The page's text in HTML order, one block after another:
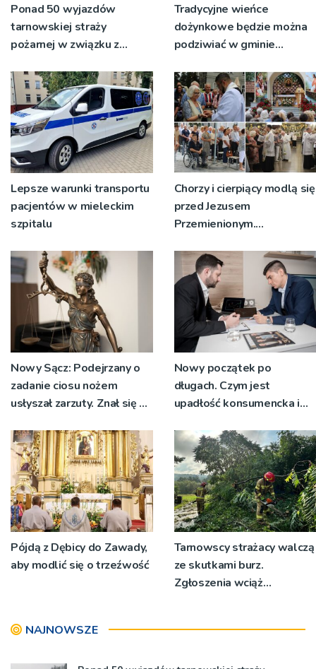
Ponad 50 wyjazdów
tarnowskiej straży
pożarnej w związku z
Tradycyjne wieńce
dożynkowe będzie można
podziwiać w gminie
Lepsze warunki transportu
pacjentów w mieleckim
szpitalu
Chorzy i cierpiący modlą się
przed Jezusem
Przemienionym.
namaszczenia [ZDJĘCIA]
Nowy Sącz: Podejrzany o
zadanie ciosu nożem
usłyszał zarzuty. Znał się z
Nowy początek po
długach. Czym jest
upadłość konsumencka i
rozsądnym wyjściem?
Pójdą z Dębicy do Zawady,
aby modlić się o trzeźwość
Tarnowscy strażacy walczą
ze skutkami burz.
Zgłoszenia wciąż
NAJNOWSZE